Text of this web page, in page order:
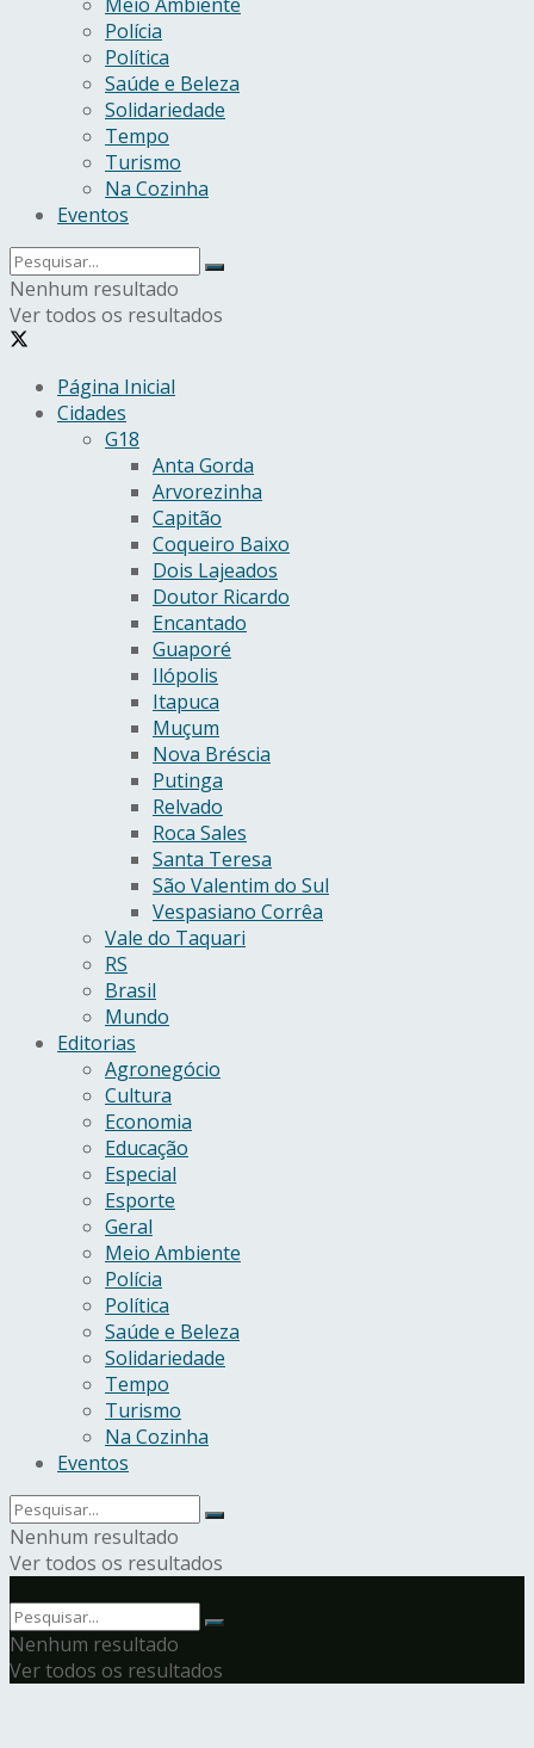
Polícia
Política
Saúde e Beleza
Solidariedade
Tempo
Turismo
Na Cozinha
Eventos
Nenhum resultado
Ver todos os resultados
Página Inicial
Cidades
G18
Anta Gorda
Arvorezinha
Capitão
Coqueiro Baixo
Dois Lajeados
Doutor Ricardo
Encantado
Guaporé
Ilópolis
Itapuca
Muçum
Nova Bréscia
Putinga
Relvado
Roca Sales
Santa Teresa
São Valentim do Sul
Vespasiano Corrêa
Vale do Taquari
RS
Brasil
Mundo
Editorias
Agronegócio
Cultura
Economia
Educação
Especial
Esporte
Geral
Meio Ambiente
Polícia
Política
Saúde e Beleza
Solidariedade
Tempo
Turismo
Na Cozinha
Eventos
Nenhum resultado
Ver todos os resultados
Nenhum resultado
Ver todos os resultados